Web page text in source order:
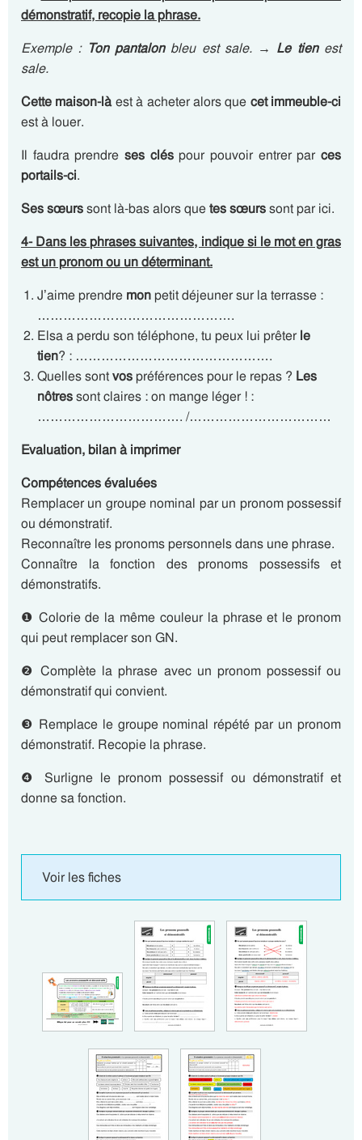
démonstratif, recopie la phrase.
Exemple : Ton pantalonbleu est sale. → Le tienest
sale.
Cette maison-làest à acheter alors que cet immeuble-ci
est à louer.
Il faudra prendre ses cléspour pouvoir entrer parces
portails-ci.
Ses sœurssont là-bas alors quetes sœurssont par ici.
4- Dans les phrases suivantes, indique si le mot en gras
est un pronom ou un déterminant.
J’aime prendre monpetit déjeuner sur la terrasse :
……………………………………….
Elsa a perdu son téléphone, tu peux lui prêter le
tien? : ……………………………………….
Quelles sontvospréférences pour le repas ? Les
nôtressont claires : on mange léger ! :
……………………………. /……………………………
Evaluation, bilan à imprimer
Compétences évaluées
Remplacer un groupe nominal par un pronom possessif
ou démonstratif.
Reconnaître les pronoms personnels dans une phrase.
Connaître la fonction des pronoms possessifs et
démonstratifs.
❶ Colorie de la même couleur la phrase et le pronom
qui peut remplacer son GN.
❷ Complète la phrase avec un pronom possessif ou
démonstratif qui convient.
❸ Remplace le groupe nominal répété par un pronom
démonstratif. Recopie la phrase.
❹ Surligne le pronom possessif ou démonstratif et
donne sa fonction.
Voir les fiches